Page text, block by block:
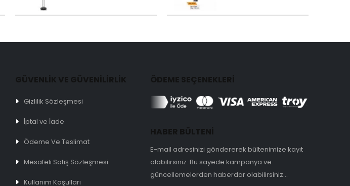
GÜVENLİK VE GÜVENİLİRLİK
Gizlilik Sözleşmesi
İptal ve İade
Ödeme Ve Teslimat
Mesafeli Satış Sözleşmesi
Kullanım Koşulları
ÖDEME SEÇENEKLERİ
HABER BÜLTENİ
E-mail adresinizi göndererek bültenimize kayıt
olabilirsiniz. Bu sayede kampanya ve
güncellemelerden haberdar olabilirsiniz...